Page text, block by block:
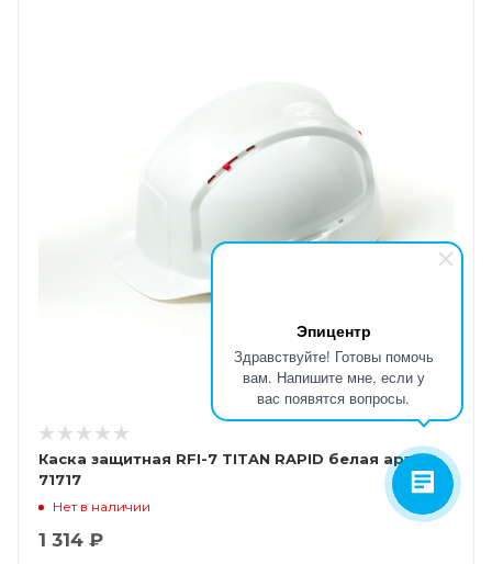
Эпицентр
Здравствуйте! Готовы помочь
вам. Напишите мне, если у
вас появятся вопросы.
Каска защитная RFI-7 TITAN RAPID белая арт.
71717
Нет в наличии
1 314 ₽